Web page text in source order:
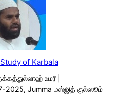
of Karbala
உமரீ |
2025, Jumma மஸ்ஜித் குல்ஸூம்